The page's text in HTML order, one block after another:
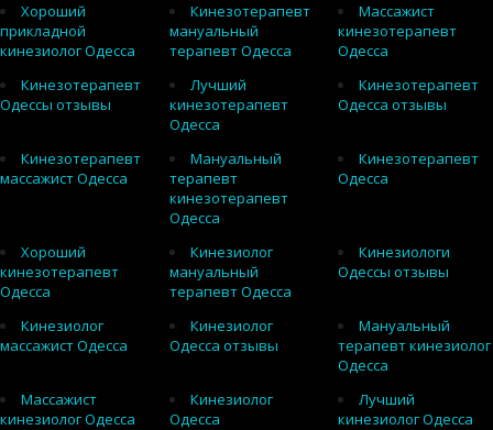
Хороший
прикладной
кинезиолог Одесса
Кинезотерапевт
мануальный
терапевт Одесса
Массажист
кинезотерапевт
Одесса
Кинезотерапевт
Одессы отзывы
Лучший
кинезотерапевт
Одесса
Кинезотерапевт
Одесса отзывы
Кинезотерапевт
массажист Одесса
Мануальный
терапевт
кинезотерапевт
Одесса
Кинезотерапевт
Одесса
Хороший
кинезотерапевт
Одесса
Кинезиолог
мануальный
терапевт Одесса
Кинезиологи
Одессы отзывы
Кинезиолог
массажист Одесса
Кинезиолог
Одесса отзывы
Мануальный
терапевт кинезиолог
Одесса
Массажист
кинезиолог Одесса
Кинезиолог
Одесса
Лучший
кинезиолог Одесса